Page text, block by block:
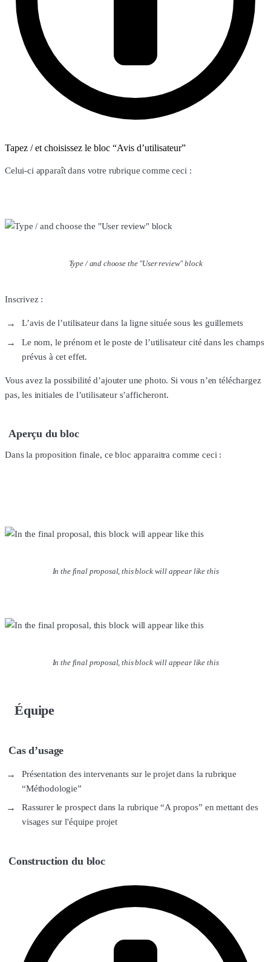
Tapez / et choisissez le bloc “Avis d’utilisateur”
Celui-ci apparaît dans votre rubrique comme ceci :
Type / and choose the "User review" block
Inscrivez :
L’avis de l’utilisateur dans la ligne située sous les guillemets
Le nom, le prénom et le poste de l’utilisateur cité dans les champs
prévus à cet effet.
Vous avez la possibilité d’ajouter une photo. Si vous n’en téléchargez
pas, les initiales de l’utilisateur s’afficheront.
Aperçu du bloc
Dans la proposition finale, ce bloc apparaitra comme ceci :
In the final proposal, this block will appear like this
In the final proposal, this block will appear like this
Équipe
Cas d’usage
Présentation des intervenants sur le projet dans la rubrique
“Méthodologie”
Rassurer le prospect dans la rubrique “A propos” en mettant des
visages sur l'équipe projet
Construction du bloc